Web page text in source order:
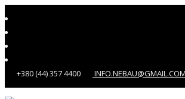
до
вмісту
+380 (44) 357 4400 INFO.NEBAU@GMAIL.COM